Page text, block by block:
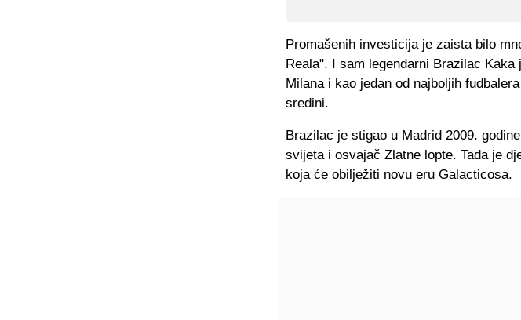
Promašenih investicija je zaista bilo
Reala". I sam legendarni Brazilac
Milana i kao jedan od najboljih
sredini.
Brazilac je stigao u Madrid 2009.
svijeta i osvajač Zlatne lopte. Tada je
koja će obilježiti novu eru Galacticosa.